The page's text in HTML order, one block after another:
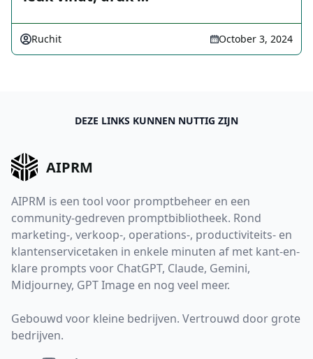
Ruchit October 3, 2024
DEZE LINKS KUNNEN NUTTIG ZIJN
AIPRM
AIPRM is een tool voor promptbeheer en een
community-gedreven promptbibliotheek. Rond
marketing-, verkoop-, operations-, productiviteits- en
klantenservicetaken in enkele minuten af met kant-en-
klare prompts voor ChatGPT, Claude, Gemini,
Midjourney, GPT Image en nog veel meer.
Gebouwd voor kleine bedrijven. Vertrouwd door grote
bedrijven.